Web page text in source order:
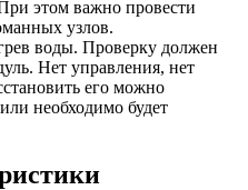
этом важно провести
узлов.
воды. Проверку должен
Нет управления, нет
его можно
необходимо будет